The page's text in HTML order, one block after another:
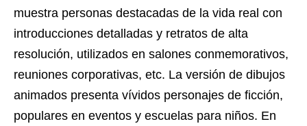
muestra personas destacadas de la vida real con
introducciones detalladas y retratos de alta
resolución, utilizados en salones conmemorativos,
reuniones corporativas, etc. La versión de dibujos
animados presenta vívidos personajes de ficción,
populares en eventos y escuelas para niños. En